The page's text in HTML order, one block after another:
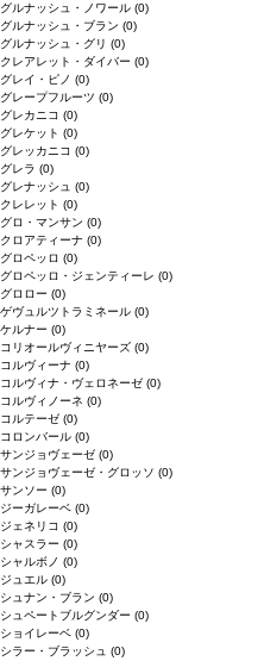
グルナッシュ・ノワール (0)
グルナッシュ・ブラン (0)
グルナッシュ・グリ (0)
クレアレット・ダイバー (0)
グレイ・ピノ (0)
グレープフルーツ (0)
グレカニコ (0)
グレケット (0)
グレッカニコ (0)
グレラ (0)
グレナッシュ (0)
クレレット (0)
グロ・マンサン (0)
クロアティーナ (0)
グロペッロ (0)
グロペッロ・ジェンティーレ (0)
グロロー (0)
ゲヴュルツトラミネール (0)
ケルナー (0)
コリオールヴィニヤーズ (0)
コルヴィーナ (0)
コルヴィナ・ヴェロネーゼ (0)
コルヴィノーネ (0)
コルテーゼ (0)
コロンバール (0)
サンジョヴェーゼ (0)
サンジョヴェーゼ・グロッソ (0)
サンソー (0)
ジーガレーベ (0)
ジェネリコ (0)
シャスラー (0)
シャルボノ (0)
ジュエル (0)
シュナン・ブラン (0)
シュペートブルグンダー (0)
ショイレーベ (0)
シラー・ブラッシュ (0)